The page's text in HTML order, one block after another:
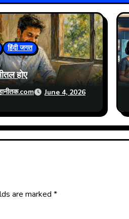
हिंदी जगत
होए
June 4, 2026
are marked *